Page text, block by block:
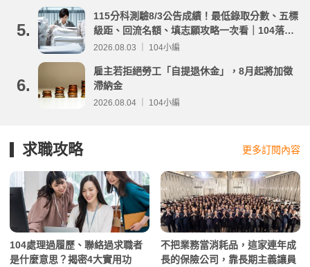
5.
115分科測驗8/3公告成績！最低錄取分數、五標
級距、回流名額、填志願攻略一次看｜104落點
分析
2026.08.03 ｜ 104小編
6.
雇主若拒絕勞工「自提退休金」，8月起將加徵
滯納金
2026.08.04 ｜ 104小編
求職攻略 更多訂閱內容
104處理過履歷、聯絡過求職者
是什麼意思？揭密4大實用功
不把業務當消耗品，這家連年成
長的保險公司，靠長期主義讓員